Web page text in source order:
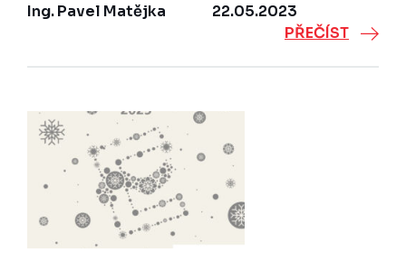
Ing. Pavel Matějka
22.05.2023
PŘEČÍST